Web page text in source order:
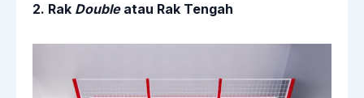
2. Rak Doubleatau Rak Tengah